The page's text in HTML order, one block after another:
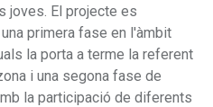
joves. El projecte es
primera fase en l'àmbit
la porta a terme la referent
i una segona fase de
la participació de diferents